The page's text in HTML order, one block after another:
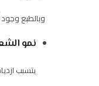
وبالطبع
نمو
يتسبب